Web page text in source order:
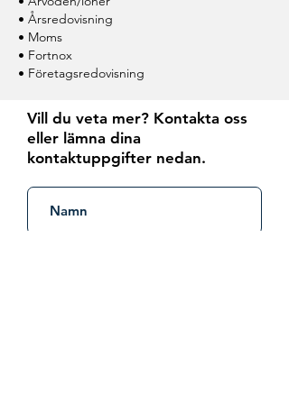
• Årsredovisning
• Moms
• Fortnox
• Företagsredovisning
Vill du veta mer? Kontakta oss
eller lämna dina
kontaktuppgifter nedan.